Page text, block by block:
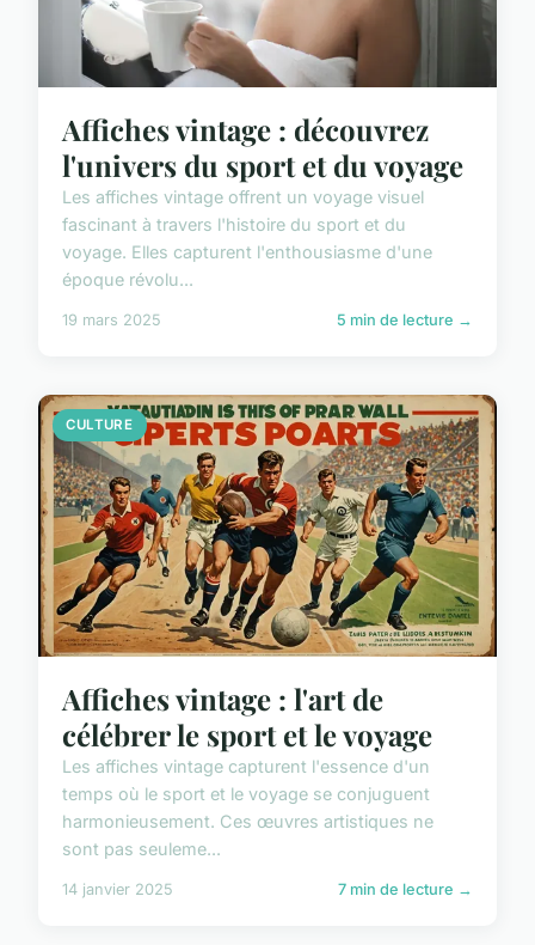
Affiches vintage : découvrez
l'univers du sport et du voyage
Les affiches vintage offrent un voyage visuel
fascinant à travers l'histoire du sport et du
voyage. Elles capturent l'enthousiasme d'une
époque révolu...
19 mars 2025 5 min de lecture →
CULTURE
Affiches vintage : l'art de
célébrer le sport et le voyage
Les affiches vintage capturent l'essence d'un
temps où le sport et le voyage se conjuguent
harmonieusement. Ces œuvres artistiques ne
sont pas seuleme...
14 janvier 2025 7 min de lecture →